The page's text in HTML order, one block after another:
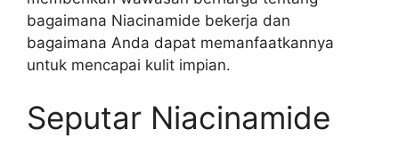
bagaimana Niacinamide bekerja dan
bagaimana Anda dapat memanfaatkannya
untuk mencapai kulit impian.
Seputar Niacinamide